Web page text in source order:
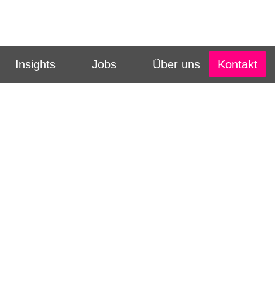
Insights Jobs Über uns Kontakt